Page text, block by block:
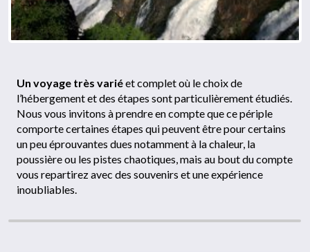
Un voyage très variéet complet où le choix de
l’hébergement et des étapes sont particulièrement étudiés.
Nous vous invitons à prendre en compte que ce périple
comporte certaines étapes qui peuvent être pour certains
un peu éprouvantes dues notamment à la chaleur, la
poussière ou les pistes chaotiques, mais au bout du compte
vous repartirez avec des souvenirs et une expérience
inoubliables.